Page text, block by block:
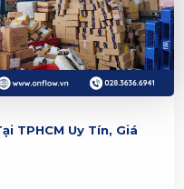
TPHCM Uy Tín, Giá